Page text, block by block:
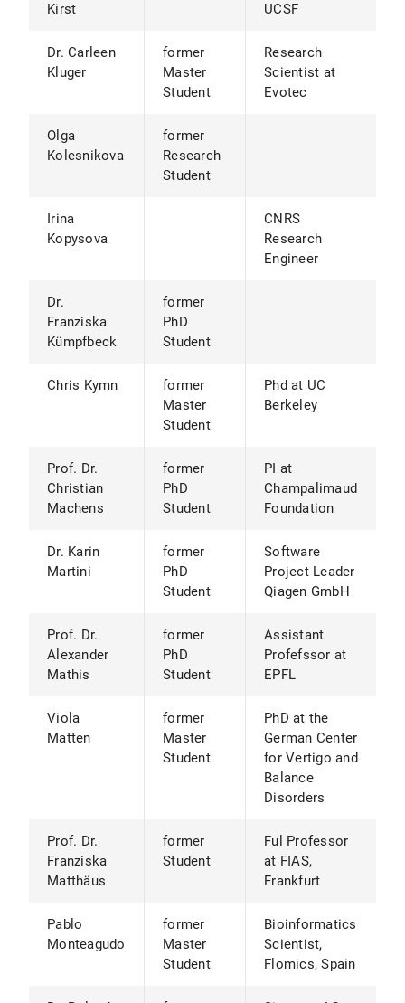
Kirst
UCSF
Dr. Carleen
Kluger
former
Master
Student
Research
Scientist at
Evotec
Olga
Kolesnikova
former
Research
Student
Irina
Kopysova
CNRS
Research
Engineer
Dr.
Franziska
Kümpfbeck
former
PhD
Student
Chris Kymn
former
Master
Student
Phd at UC
Berkeley
Prof. Dr.
Christian
Machens
former
PhD
Student
PI at
Champalimaud
Foundation
Dr. Karin
Martini
former
PhD
Student
Software
Project Leader
Qiagen GmbH
Prof. Dr.
Alexander
Mathis
former
PhD
Student
Assistant
Profefssor at
EPFL
Viola
Matten
former
Master
Student
PhD at the
German Center
for Vertigo and
Balance
Disorders
Prof. Dr.
Franziska
Matthäus
former
Student
Ful Professor
at FIAS,
Frankfurt
Pablo
Monteagudo
former
Master
Student
Bioinformatics
Scientist,
Flomics, Spain